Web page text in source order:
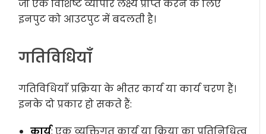
जो एक विशिष्ट व्यापार लक्ष्य प्राप्त करने के लिए
इनपुट को आउटपुट में बदलती है।
गतिविधियाँ
गतिविधियाँ प्रक्रिया के भीतर कार्य या कार्य चरण हैं।
इनके दो प्रकार हो सकते हैं: